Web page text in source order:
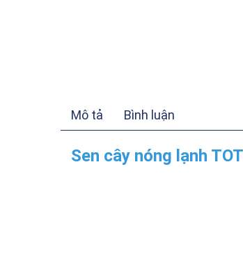
Mô tả Bình luận
Sen cây nóng lạnh